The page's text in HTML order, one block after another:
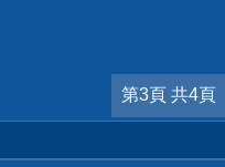
第3頁 共4頁